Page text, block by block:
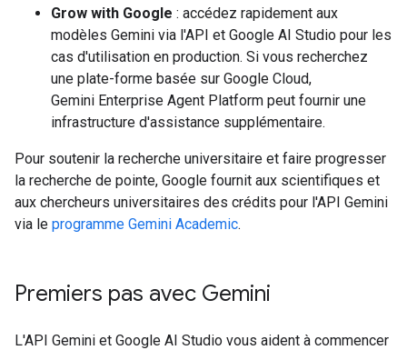
Grow with Google : accédez rapidement aux
modèles Gemini via l'API et Google AI Studio pour les
cas d'utilisation en production. Si vous recherchez
une plate-forme basée sur Google Cloud,
Gemini Enterprise Agent Platform peut fournir une
infrastructure d'assistance supplémentaire.
Pour soutenir la recherche universitaire et faire progresser
la recherche de pointe, Google fournit aux scientifiques et
aux chercheurs universitaires des crédits pour l'API Gemini
via le programme Gemini Academic.
Premiers pas avec Gemini
L'API Gemini et Google AI Studio vous aident à commencer